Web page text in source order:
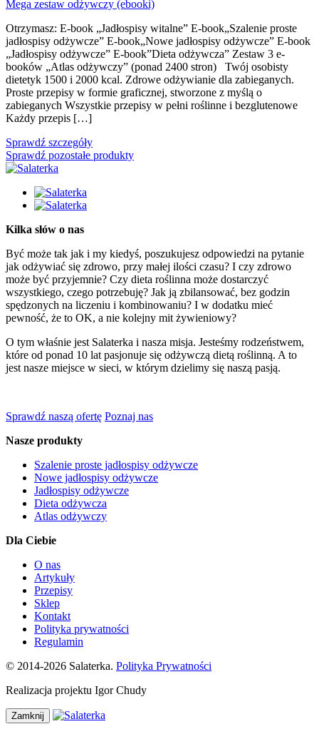
Mega zestaw odżywczy (ebooki)
Otrzymasz: E-book „Jadłospisy witalne” E-book„Szalenie proste
jadłospisy odżywcze” E-book„Nowe jadłospisy odżywcze” E-book
„Jadłospisy odżywcze” E-book”Dieta odżywcza” Zestaw 3 e-
booków „Atlas odżywczy” (ponad 2400 stron) Twój osobisty
dietetyk 1500 i 2000 kcal. Zdrowe odżywianie dla zabieganych.
Proste przepisy w formie graficznej, stworzone z myślą o
zabieganych Wszystkie przepisy w pełni roślinne i bezglutenowe
Każdy przepis […]
Sprawdź szczegóły
Sprawdź pozostałe produkty
Kilka słów o nas
Być może tak jak i my kiedyś, poszukujesz odpowiedzi na pytanie
jak odżywiać się zdrowo, przy małej ilości czasu? I czy zdrowo
może być przyjemnie? Czy dieta roślinna może dostarczyć
wszystkiego, czego potrzebuję? Jak ją zbilansować, bez godzin
spędzonych na liczeniu i kombinowaniu? I w dodatku mieć
pewność, że to OK, a nie kolejny mit żywieniowy?
O tym właśnie jest Salaterka i nasza misja. Jesteśmy rodzeństwem,
które od ponad 10 lat pasjonuje się odżywczą dietą roślinną. A to
jest nasze miejsce w sieci, w którym dzielimy się naszą pasją.
Sprawdź naszą ofertę Poznaj nas
Nasze produkty
Szalenie proste jadłospisy odżywcze
Nowe jadłospisy odżywcze
Jadłospisy odżywcze
Dieta odżywcza
Atlas odżywczy
Dla Ciebie
O nas
Artykuły
Przepisy
Sklep
Kontakt
Polityka prywatności
Regulamin
© 2014-2026 Salaterka. Polityka Prywatności
Realizacja projektu Igor Chudy
Zamknij